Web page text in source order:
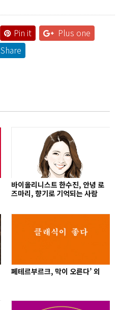
Pin it
Plus one
Share
바이올리니스트 한수진, 안녕 로
즈마리, 향기로 기억되는 사람
페테르부르크, 막이 오른다’ 외